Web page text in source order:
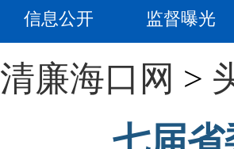
信息公开 监督曝光
清廉海口网 >